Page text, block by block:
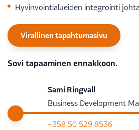
Hyvinvointialueiden integrointi
Virallinen tapahtumasivu
Sovi tapaaminen ennakkoon.
Sami Ringvall
Business Development
+358 50 529 8536